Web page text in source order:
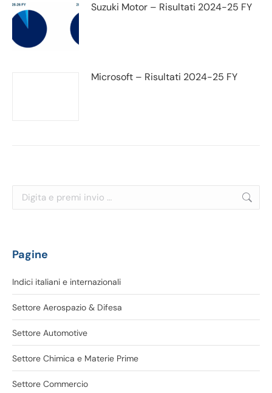
Suzuki Motor – Risultati 2024-25 FY
Microsoft – Risultati 2024-25 FY
Cerca:
Pagine
Indici italiani e internazionali
Settore Aerospazio & Difesa
Settore Automotive
Settore Chimica e Materie Prime
Settore Commercio